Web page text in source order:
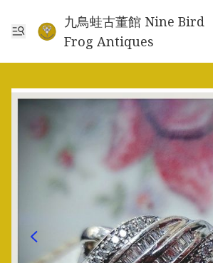
九鳥蛙古董館 Nine Bird
Frog Antiques